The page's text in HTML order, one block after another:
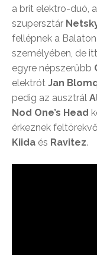
a brit elektro-duó, a
szupersztár
fellépnek a
személyében, de
egyre népszerűbb
elektrót Jan
pedig az ausztrál
Nod One’s Head
érkeznek
Kiida és Ravitez.